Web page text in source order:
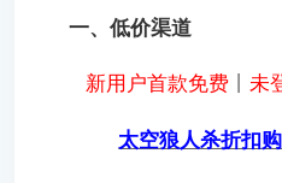
一、低价渠道
新用户首款免费丨 未
太空狼人杀折扣